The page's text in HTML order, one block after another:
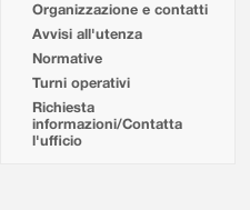
Organizzazione e contatti
Avvisi all'utenza
Normative
Turni operativi
Richiesta
informazioni/Contatta
l'ufficio